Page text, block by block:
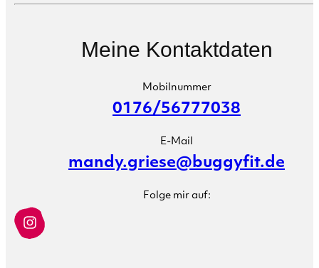
Meine Kontaktdaten
Mobilnummer
0176/56777038
E-Mail
mandy.griese@buggyfit.de
Folge mir auf: